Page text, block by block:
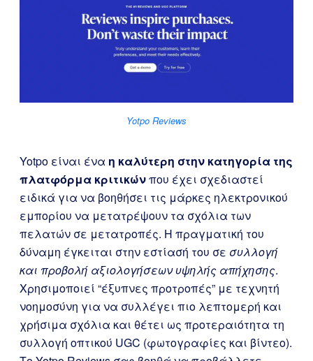
Yotpo Reviews
Yotpo είναι ένα η καλύτερη στην κατηγορία της
πλατφόρμα κριτικώνπου έχει σχεδιαστεί
ειδικά για να βοηθήσει τις μάρκες ηλεκτρονικού
εμπορίου να μετατρέψουν τα σχόλια των
πελατών σε μετατροπές. Η πραγματική του
δύναμη έγκειται στην εστίασή του σε συλλογή
και προβολή αξιολογήσεων υψηλής απήχησης.
Χρησιμοποιεί “έξυπνες προτροπές” με τεχνητή
νοημοσύνη για να συλλέγει πιο λεπτομερή και
χρήσιμα σχόλια και θέτει ως προτεραιότητα τη
συλλογή οπτικού UGC (φωτογραφίες και βίντεο).